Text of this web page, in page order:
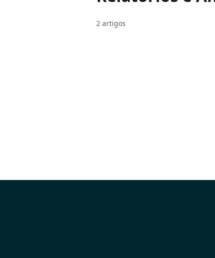
2 artigos